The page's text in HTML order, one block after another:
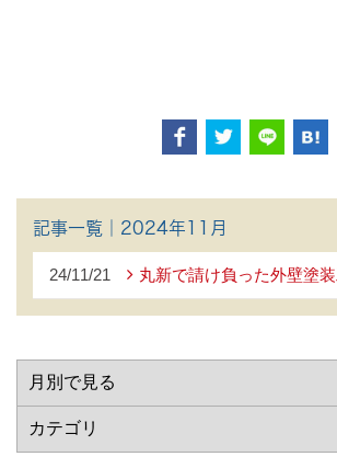
記事一覧｜2024年11月
24/11/21 丸新で請け負った外壁塗